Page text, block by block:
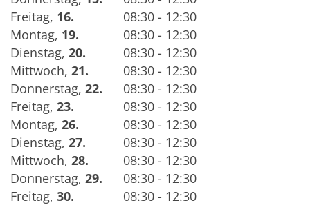
Freitag, 16.
08:30 - 12:30
Montag, 19.
08:30 - 12:30
Dienstag, 20.
08:30 - 12:30
Mittwoch, 21.
08:30 - 12:30
Donnerstag, 22.
08:30 - 12:30
Freitag, 23.
08:30 - 12:30
Montag, 26.
08:30 - 12:30
Dienstag, 27.
08:30 - 12:30
Mittwoch, 28.
08:30 - 12:30
Donnerstag, 29.
08:30 - 12:30
Freitag, 30.
08:30 - 12:30